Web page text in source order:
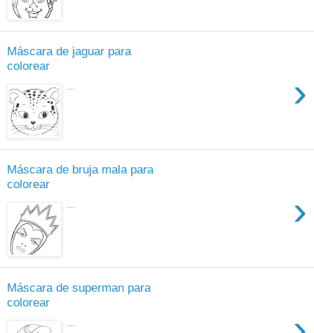
Máscara de jaguar para
colorear
›
Máscara de bruja mala para
colorear
›
Máscara de superman para
colorear